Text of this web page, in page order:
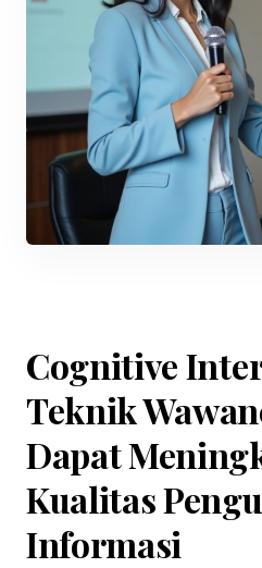
Cognitive
Teknik
Dapat
Kualitas
Informasi